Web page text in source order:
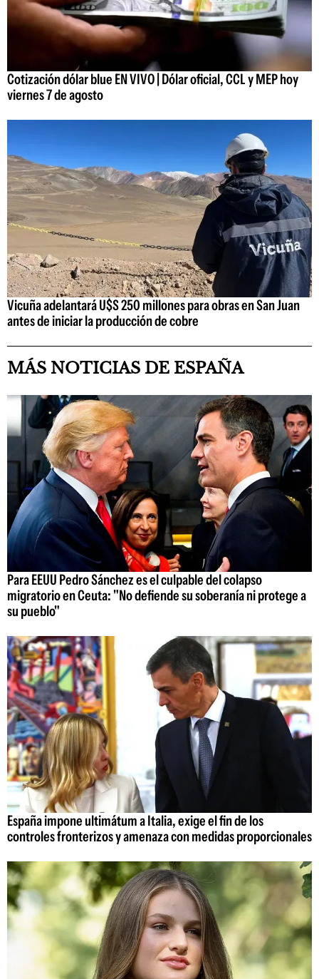
Cotización dólar blue EN VIVO | Dólar oficial, CCL y MEP hoy
viernes 7 de agosto
Vicuña adelantará U$S 250 millones para obras en San Juan
antes de iniciar la producción de cobre
MÁS NOTICIAS DE ESPAÑA
Para EEUU Pedro Sánchez es el culpable del colapso
migratorio en Ceuta: "No defiende su soberanía ni protege a
su pueblo"
España impone ultimátum a Italia, exige el fin de los
controles fronterizos y amenaza con medidas proporcionales